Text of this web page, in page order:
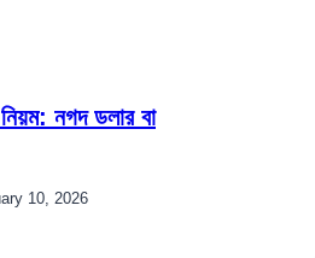
নগদ ডলার বা
10, 2026